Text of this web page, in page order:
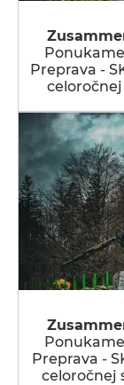
Preprava -
celoročnej
Preprava -
celoročnej